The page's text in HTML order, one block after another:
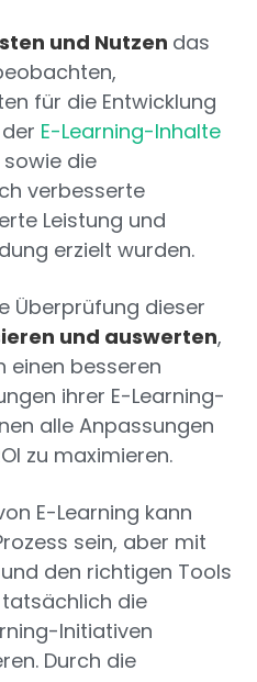
und Nutzen das
für die Entwicklung
E-Learning-Inhalte
die
verbesserte
Leistung und
erzielt wurden.
Überprüfung dieser
und auswerten,
einen besseren
ihrer E-Learning-
alle Anpassungen
zu maximieren.
E-Learning kann
sein, aber mit
den richtigen Tools
die
Initiativen
Durch die